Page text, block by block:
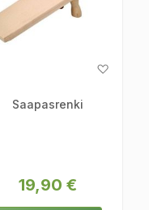
Saapasrenki
19,90 €